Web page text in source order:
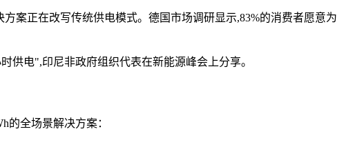
案正在改写传统供电模式。德国市场调研显示,83%的消费者愿意为
供电",印尼非政府组织代表在新能源峰会上分享。
的全场景解决方案：